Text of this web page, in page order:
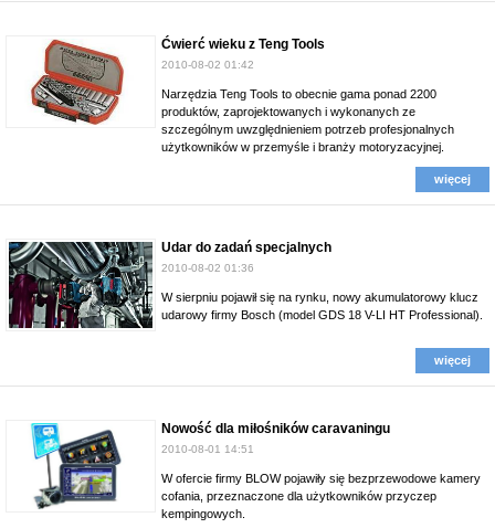
Ćwierć wieku z Teng Tools
2010-08-02 01:42
Narzędzia Teng Tools to obecnie gama ponad 2200
produktów, zaprojektowanych i wykonanych ze
szczególnym uwzględnieniem potrzeb profesjonalnych
użytkowników w przemyśle i branży motoryzacyjnej.
więcej
Udar do zadań specjalnych
2010-08-02 01:36
W sierpniu pojawił się na rynku, nowy akumulatorowy klucz
udarowy firmy Bosch (model GDS 18 V-LI HT Professional).
więcej
Nowość dla miłośników caravaningu
2010-08-01 14:51
W ofercie firmy BLOW pojawiły się bezprzewodowe kamery
cofania, przeznaczone dla użytkowników przyczep
kempingowych.